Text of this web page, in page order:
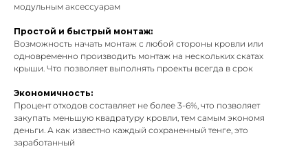
модульным аксессуарам
Простой и быстрый монтаж:
Возможность начать монтаж с любой стороны кровли или
одновременно производить монтаж на нескольких скатах
крыши. Что позволяет выполнять проекты всегда в срок
Экономичность:
Процент отходов составляет не более 3-6%, что позволяет
закупать меньшую квадратуру кровли, тем самым экономя
деньги. А как известно каждый сохраненный тенге, это
заработанный